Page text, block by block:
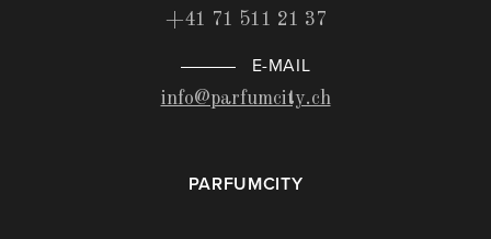
+41 71 511 21 37
E-MAIL
info@parfumcity.ch
PARFUMCITY